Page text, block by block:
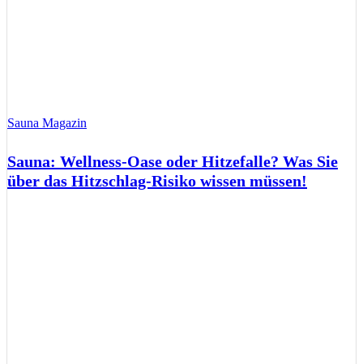
Sauna Magazin
Sauna: Wellness-Oase oder Hitzefalle? Was Sie
über das Hitzschlag-Risiko wissen müssen!